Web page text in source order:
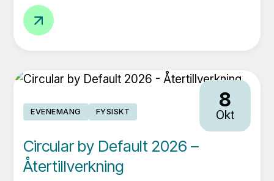
Bli
någon
att
med
–
Hur
leder
man
8
Okt
EVENEMANG FYSISKT
Circular by Default 2026 –
Återtillverkning